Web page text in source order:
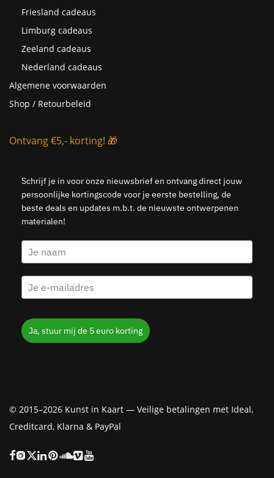
Friesland cadeaus
Limburg cadeaus
Zeeland cadeaus
Nederland cadeaus
Algemene voorwaarden
Shop / Retourbeleid
Ontvang €5,- korting! 🎁
Schrijf je in voor onze nieuwsbrief en ontvang direct jouw
persoonlijke kortingscode voor je eerste bestelling, de
beste deals en updates m.b.t. de nieuwste ontwerpenen
materialen!
Ja, stuur mij de 5 euro korting
© 2015–2026 Kunst in Kaart — Veilige betalingen met Ideal,
Creditcard, Klarna & PayPal